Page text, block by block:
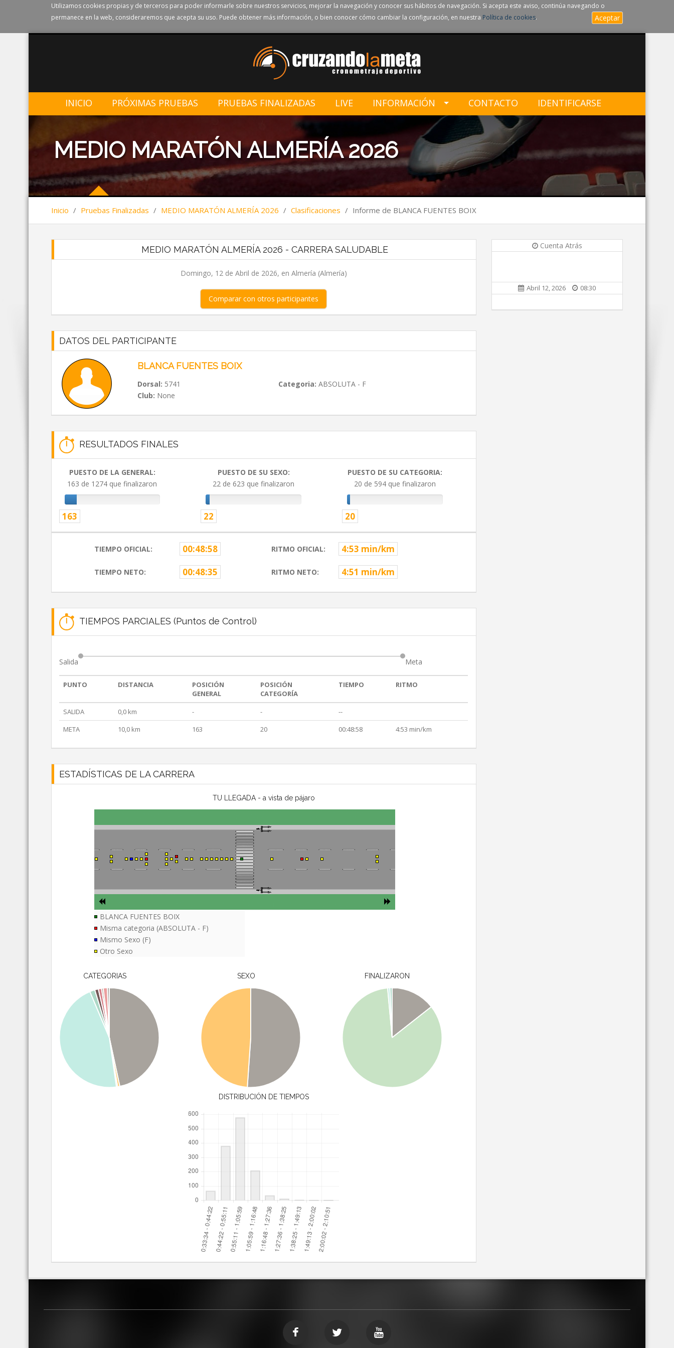
Utilizamos cookies propias y de terceros para poder informarle sobre nuestros servicios, mejorar la navegación y conocer sus hábitos de navegación. Si acepta este aviso, continúa navegando o
permanece en la web, consideraremos que acepta su uso. Puede obtener más información, o bien conocer cómo cambiar la configuración, en nuestra Política de cookies. Aceptar
INICIO PRÓXIMAS PRUEBAS PRUEBAS FINALIZADAS LIVE INFORMACIÓN CONTACTO IDENTIFICARSE
MEDIO MARATÓN ALMERÍA 2026
Inicio / Pruebas Finalizadas / MEDIO MARATÓN ALMERÍA 2026 / Clasificaciones / Informe de BLANCA FUENTES BOIX
MEDIO MARATÓN ALMERÍA 2026 - CARRERA SALUDABLE
Domingo, 12 de Abril de 2026, en Almería (Almería)
Comparar con otros participantes
DATOS DEL PARTICIPANTE
BLANCA FUENTES BOIX
Dorsal: 5741 Categoria: ABSOLUTA - F
Club: None
RESULTADOS FINALES
PUESTO DE LA GENERAL:
163 de 1274 que finalizaron
163
PUESTO DE SU SEXO:
22 de 623 que finalizaron
22
PUESTO DE SU CATEGORIA:
20 de 594 que finalizaron
20
TIEMPO OFICIAL: 00:48:58 RITMO OFICIAL: 4:53 min/km
TIEMPO NETO: 00:48:35 RITMO NETO: 4:51 min/km
TIEMPOS PARCIALES (Puntos de Control)
Salida Meta
PUNTO DISTANCIA
POSICIÓN
GENERAL
POSICIÓN
CATEGORÍA
TIEMPO RITMO
SALIDA 0,0 km - -
--
META
10,0 km 163 20 00:48:58 4:53 min/km
ESTADÍSTICAS DE LA CARRERA
TU LLEGADA - a vista de pájaro
BLANCA FUENTES BOIX
Misma categoria (ABSOLUTA - F)
Mismo Sexo (F)
Otro Sexo
CATEGORIAS SEXO FINALIZARON
DISTRIBUCIÓN DE TIEMPOS
Cuenta Atrás
Abril 12, 2026 08:30